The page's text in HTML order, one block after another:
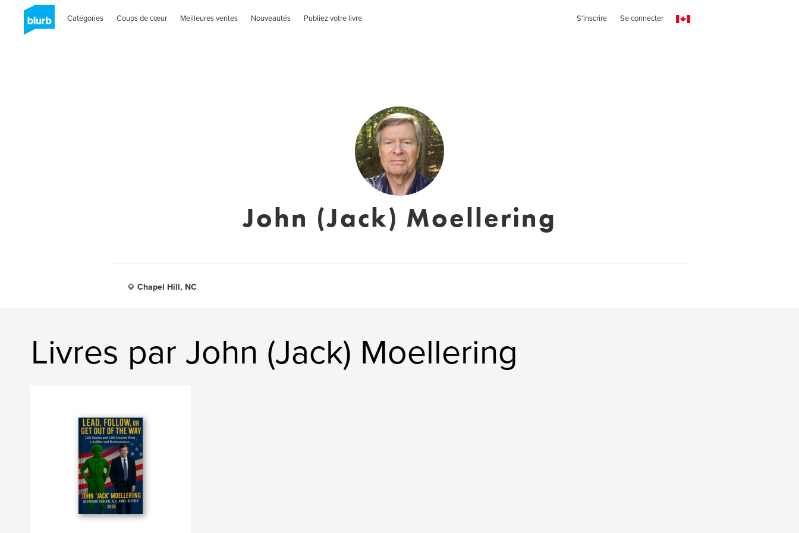
Catégories Coups de cœur Meilleures ventes Nouveautés Publiez votre livre S'inscrire Se connecter
John (Jack) Moellering
Chapel Hill, NC
Livres par John (Jack) Moellering